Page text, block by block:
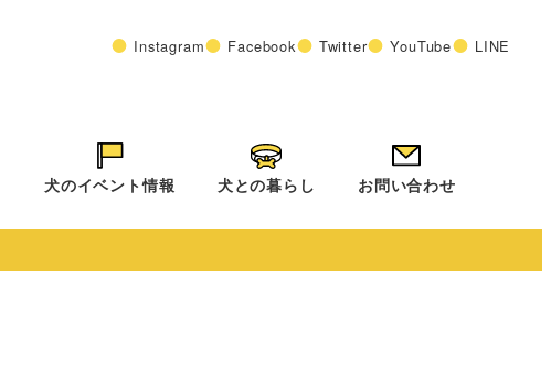
Instagram Facebook Twitter YouTube LINE
犬のイベント情報 犬との暮らし お問い合わせ